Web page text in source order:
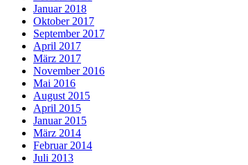
Januar 2018
Oktober 2017
September 2017
April 2017
März 2017
November 2016
Mai 2016
August 2015
April 2015
Januar 2015
März 2014
Februar 2014
Juli 2013